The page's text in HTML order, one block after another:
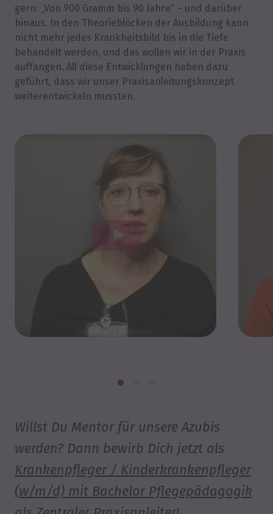
gern: „Von 900 Gramm bis 90 Jahre“ – und darüber
hinaus. In den Theorieblöcken der Ausbildung kann
nicht mehr jedes Krankheitsbild bis in die Tiefe
behandelt werden, und das wollen wir in der Praxis
auffangen. All diese Entwicklungen haben dazu
geführt, dass wir unser Praxisanleitungskonzept
weiterentwickeln mussten.
Willst Du Mentor für unsere Azubis
werden? Dann bewirb Dich jetzt als
Krankenpfleger / Kinderkrankenpfleger
(w/m/d) mit Bachelor Pflegepädagogik